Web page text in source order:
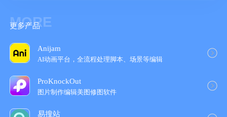
MORE
更多产品
Anijam
AI动画平台，全流程处理脚本、场景等编辑
ProKnockOut
图片制作编辑美图修图软件
易搜站